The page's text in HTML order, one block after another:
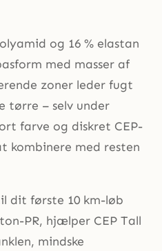
og 16 % elastan
med masser af
zoner leder fugt
tørre – selv under
farve og diskret CEP-
kombinere med resten
dit første 10 km-løb
PR, hjælper CEP Tall
mindske